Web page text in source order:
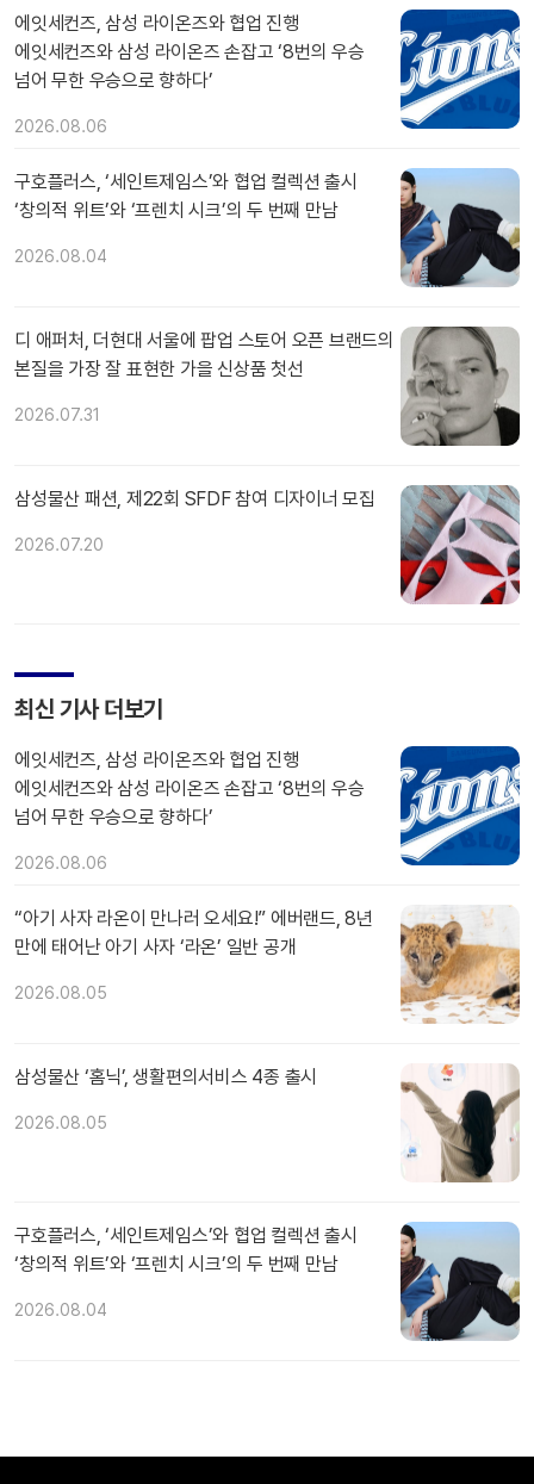
에잇세컨즈, 삼성 라이온즈와 협업 진행
에잇세컨즈와 삼성 라이온즈 손잡고 ‘8번의 우승
넘어 무한 우승으로 향하다’
2026.08.06
구호플러스, ‘세인트제임스’와 협업 컬렉션 출시
‘창의적 위트’와 ‘프렌치 시크’의 두 번째 만남
2026.08.04
디 애퍼처, 더현대 서울에 팝업 스토어 오픈 브랜드의
본질을 가장 잘 표현한 가을 신상품 첫선
2026.07.31
삼성물산 패션, 제22회 SFDF 참여 디자이너 모집
2026.07.20
최신 기사 더보기
에잇세컨즈, 삼성 라이온즈와 협업 진행
에잇세컨즈와 삼성 라이온즈 손잡고 ‘8번의 우승
넘어 무한 우승으로 향하다’
2026.08.06
“아기 사자 라온이 만나러 오세요!” 에버랜드, 8년
만에 태어난 아기 사자 ‘라온’ 일반 공개
2026.08.05
삼성물산 ‘홈닉’, 생활편의서비스 4종 출시
2026.08.05
구호플러스, ‘세인트제임스’와 협업 컬렉션 출시
‘창의적 위트’와 ‘프렌치 시크’의 두 번째 만남
2026.08.04